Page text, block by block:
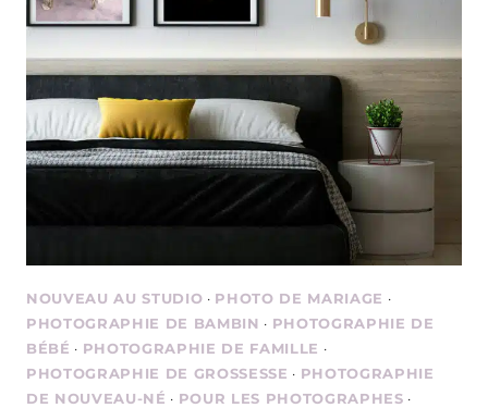
NOUVEAU AU STUDIO · PHOTO DE MARIAGE ·
PHOTOGRAPHIE DE BAMBIN · PHOTOGRAPHIE DE
BÉBÉ · PHOTOGRAPHIE DE FAMILLE ·
PHOTOGRAPHIE DE GROSSESSE · PHOTOGRAPHIE
DE NOUVEAU-NÉ · POUR LES PHOTOGRAPHES ·